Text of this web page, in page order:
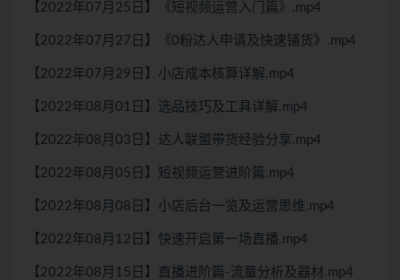
【2022年07月25日】《短视频运营入门篇》.mp4
【2022年07月27日】《0粉达人申请及快速铺货》.mp4
【2022年07月29日】小店成本核算详解.mp4
【2022年08月01日】选品技巧及工具详解.mp4
【2022年08月03日】达人联盟带货经验分享.mp4
【2022年08月05日】短视频运营进阶篇.mp4
【2022年08月08日】小店后台一览及运营思维.mp4
【2022年08月12日】快速开启第一场直播.mp4
【2022年08月15日】直播进阶篇-流量分析及器材.mp4